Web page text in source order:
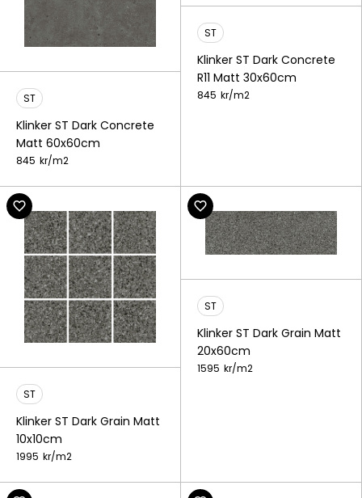
ST
Klinker ST Dark Concrete
Matt 60x60cm
845 kr/m2
ST
Klinker ST Dark Concrete
R11 Matt 30x60cm
845 kr/m2
ST
Klinker ST Dark Grain Matt
10x10cm
1995 kr/m2
ST
Klinker ST Dark Grain Matt
20x60cm
1595 kr/m2